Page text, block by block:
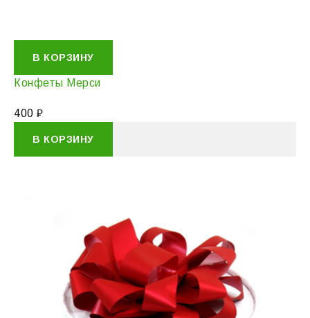
В КОРЗИНУ
Конфеты Мерси
400 ₽
В КОРЗИНУ